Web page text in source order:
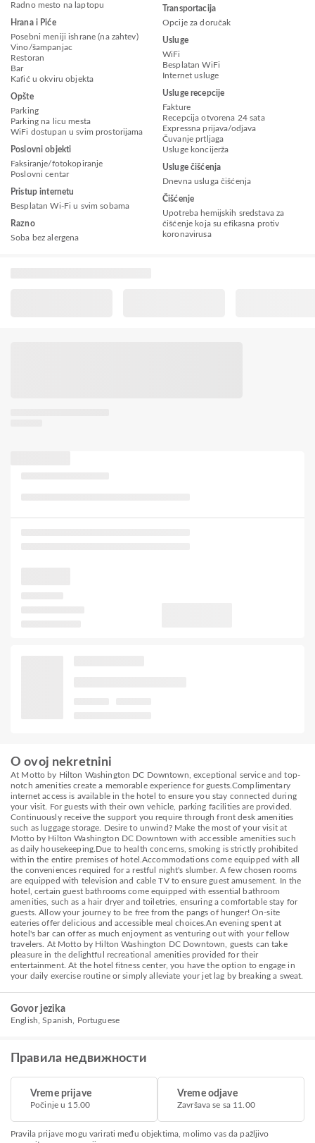
Radno mesto na laptopu
Hrana i Piće
Posebni meniji ishrane (na zahtev)
Vino/šampanjac
Restoran
Bar
Kafić u okviru objekta
Opšte
Parking
Parking na licu mesta
WiFi dostupan u svim prostorijama
Poslovni objekti
Faksiranje/fotokopiranje
Poslovni centar
Pristup internetu
Besplatan Wi-Fi u svim sobama
Razno
Soba bez alergena
Transportacija
Opcije za doručak
Usluge
WiFi
Besplatan WiFi
Internet usluge
Usluge recepcije
Fakture
Recepcija otvorena 24 sata
Expressna prijava/odjava
Čuvanje prtljaga
Usluge koncijerža
Usluge čišćenja
Dnevna usluga čišćenja
Čišćenje
Upotreba hemijskih sredstava za
čišćenje koja su efikasna protiv
koronavirusa
O ovoj nekretnini
At Motto by Hilton Washington DC Downtown, exceptional service and top-
notch amenities create a memorable experience for guests.Complimentary
internet access is available in the hotel to ensure you stay connected during
your visit. For guests with their own vehicle, parking facilities are provided.
Continuously receive the support you require through front desk amenities
such as luggage storage. Desire to unwind? Make the most of your visit at
Motto by Hilton Washington DC Downtown with accessible amenities such
as daily housekeeping.Due to health concerns, smoking is strictly prohibited
within the entire premises of hotel.Accommodations come equipped with all
the conveniences required for a restful night's slumber. A few chosen rooms
are equipped with television and cable TV to ensure guest amusement. In the
hotel, certain guest bathrooms come equipped with essential bathroom
amenities, such as a hair dryer and toiletries, ensuring a comfortable stay for
guests. Allow your journey to be free from the pangs of hunger! On-site
eateries offer delicious and accessible meal choices.An evening spent at
hotel's bar can offer as much enjoyment as venturing out with your fellow
travelers. At Motto by Hilton Washington DC Downtown, guests can take
pleasure in the delightful recreational amenities provided for their
entertainment. At the hotel fitness center, you have the option to engage in
your daily exercise routine or simply alleviate your jet lag by breaking a sweat.
Govor jezika
English, Spanish, Portuguese
Правила недвижности
Vreme prijave
Počinje u 15.00
Vreme odjave
Završava se sa 11.00
Pravila prijave mogu varirati među objektima, molimo vas da pažljivo